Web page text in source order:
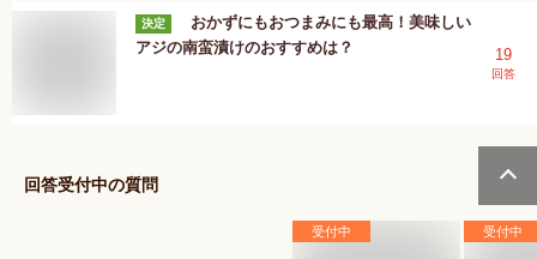
決定
おかずにもおつまみにも最高！美味しい
アジの南蛮漬けのおすすめは？
19
回答
回答受付中の質問
受付中 受付中